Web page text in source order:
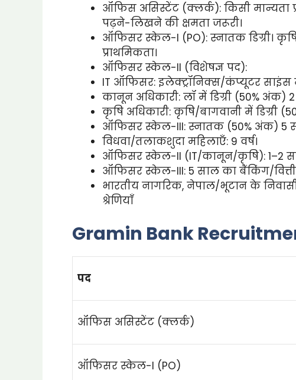
ऑफिस असिस्टेंट (क्लर्क): किसी मान्यता
पढ़ने-लिखने की क्षमता जरूरी।
ऑफिसर स्केल-I (PO): स्नातक डिग्री।
प्राथमिकता।
ऑफिसर स्केल-II (विशेषज्ञ पद):
IT ऑफिसर: इलेक्ट्रॉनिक्स/कंप्यूटर
कानून अधिकारी: लॉ में डिग्री (50% अंक)
कृषि अधिकारी: कृषि/बागवानी में डिग्री
ऑफिसर स्केल-III: स्नातक (50% अंक) 5
विधवा/तलाकशुदा महिलाएँ: 9 वर्ष।
ऑफिसर स्केल-II (IT/कानून/कृषि): 1–2
ऑफिसर स्केल-III: 5 साल का बैंकिंग/
भारतीय नागरिक, नेपाल/भूटान के निवासी,
श्रेणियाँ
Gramin Bank
पद
ऑफिस असिस्टेंट (क्लर्क)
ऑफिसर स्केल-I (PO)